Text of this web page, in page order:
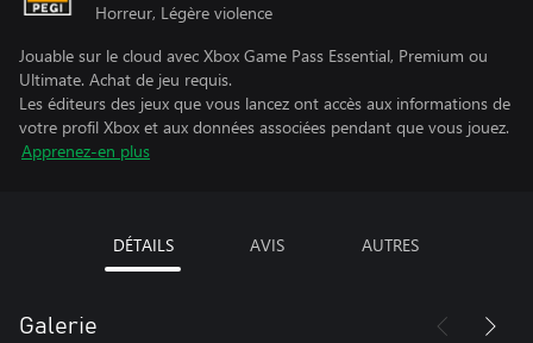
Horreur, Légère violence
Jouable sur le cloud avec Xbox Game Pass Essential, Premium ou
Ultimate. Achat de jeu requis.
Les éditeurs des jeux que vous lancez ont accès aux informations de
votre profil Xbox et aux données associées pendant que vous jouez.
Apprenez-en plus
DÉTAILS AVIS AUTRES
Galerie